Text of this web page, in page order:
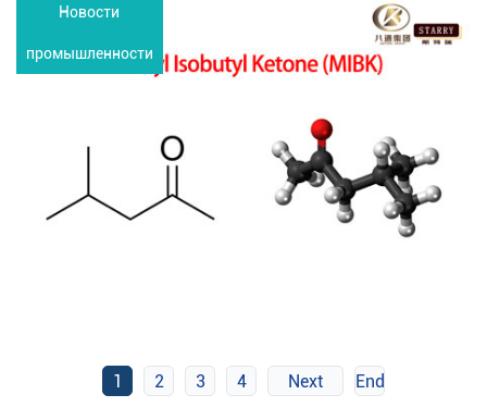
Новости
промышленности
1 2 3 4 Next End